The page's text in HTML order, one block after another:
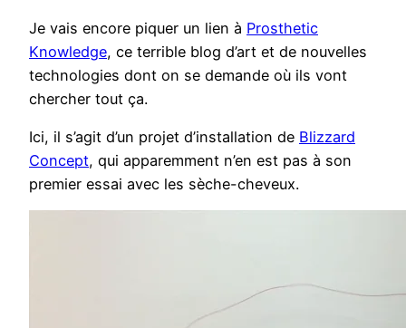
Je vais encore piquer un lien à Prosthetic
Knowledge, ce terrible blog d’art et de nouvelles
technologies dont on se demande où ils vont
chercher tout ça.
Ici, il s’agit d’un projet d’installation de Blizzard
Concept, qui apparemment n’en est pas à son
premier essai avec les sèche-cheveux.